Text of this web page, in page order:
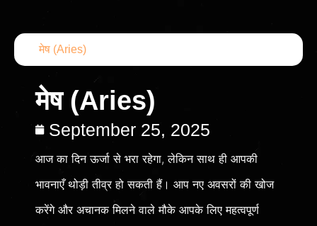
मेष (Aries)
मेष (Aries)
September 25, 2025
आज का दिन ऊर्जा से भरा रहेगा, लेकिन साथ ही आपकी
भावनाएँ थोड़ी तीव्र हो सकती हैं। आप नए अवसरों की खोज
करेंगे और अचानक मिलने वाले मौके आपके लिए महत्वपूर्ण